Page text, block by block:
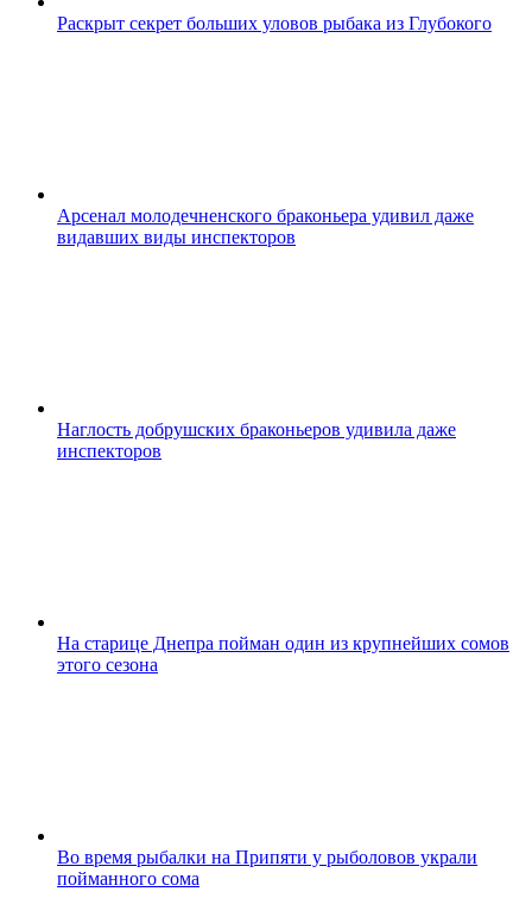
Раскрыт секрет больших уловов рыбака из Глубокого
Арсенал молодечненского браконьера удивил даже
видавших виды инспекторов
Наглость добрушских браконьеров удивила даже
инспекторов
На старице Днепра пойман один из крупнейших сомов
этого сезона
Во время рыбалки на Припяти у рыболовов украли
пойманного сома